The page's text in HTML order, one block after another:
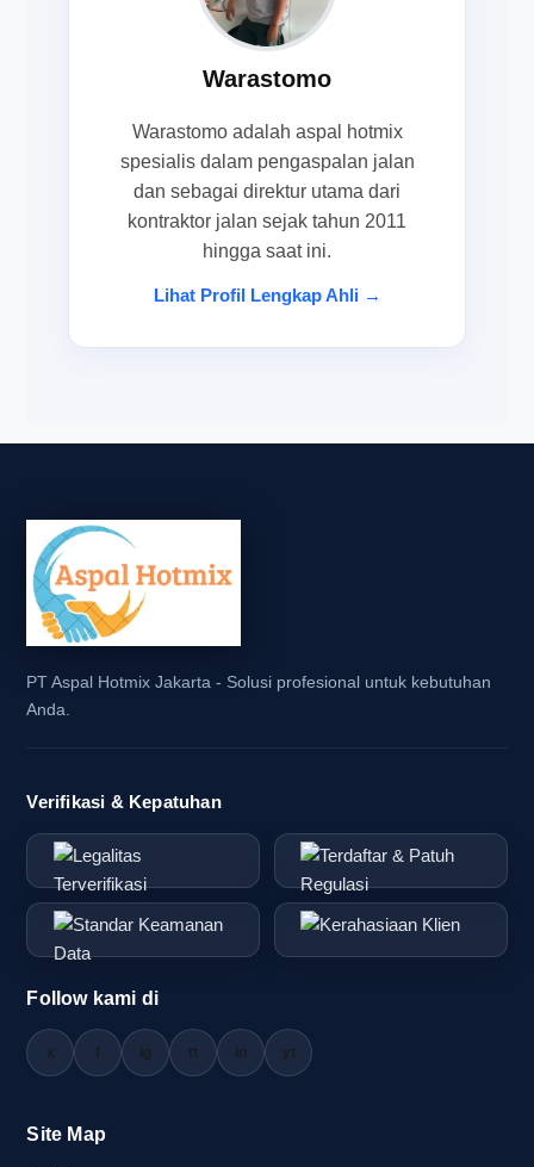
Warastomo
Warastomo adalah aspal hotmix
spesialis dalam pengaspalan jalan
dan sebagai direktur utama dari
kontraktor jalan sejak tahun 2011
hingga saat ini.
Lihat Profil Lengkap Ahli →
PT Aspal Hotmix Jakarta - Solusi profesional untuk kebutuhan
Anda.
Verifikasi & Kepatuhan
Follow kami di
x f ig tt in yt
Site Map